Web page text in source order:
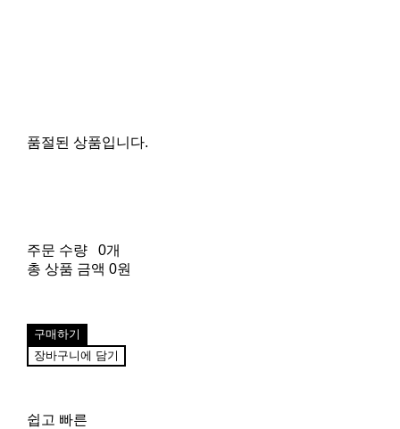
품절된 상품입니다.
주문 수량
0개
총 상품 금액 0원
구매하기
장바구니에 담기
쉽고 빠른